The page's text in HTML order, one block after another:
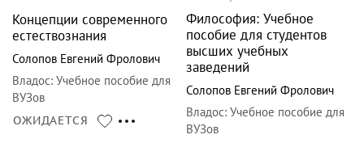
Концепции современного
естествознания
Солопов Евгений Фролович
Владос: Учебное пособие для
ВУЗов
ОЖИДАЕТСЯ
Философия: Учебное
пособие для студентов
высших учебных
заведений
Солопов Евгений Фролович
Владос: Учебное пособие для
ВУЗов